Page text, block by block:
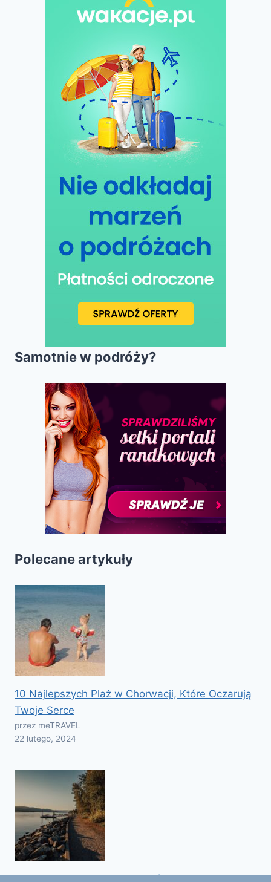
Samotnie w podróży?
Polecane artykuły
10 Najlepszych Plaż w Chorwacji, Które Oczarują
Twoje Serce
przez meTRAVEL
22 lutego, 2024
10 najpiękniejszych jezior na świecie